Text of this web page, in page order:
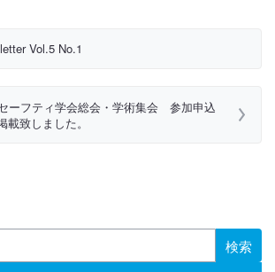
Vol.5 No.1
ーフティ学会総会・学術集会 参加申込
致しました。
検索